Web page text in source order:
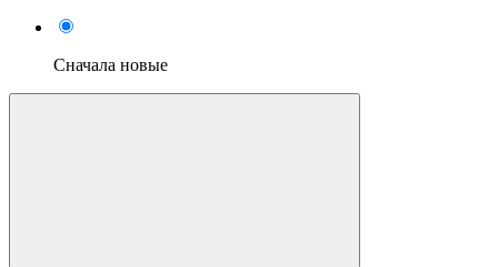
Сначала новые